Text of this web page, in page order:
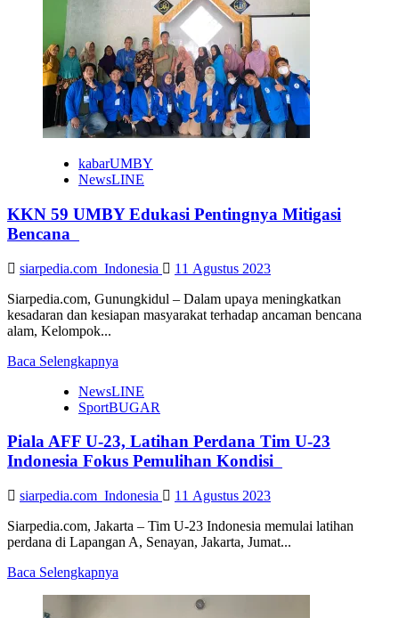
Nominasi
Warisan
Dunia,
Sumbu
Filosofi
Yogyakarta
Sarat
Nilai
Universal
kabarUMBY
NewsLINE
KKN 59 UMBY Edukasi Pentingnya Mitigasi
Bencana
siarpedia.com_Indonesia
11 Agustus 2023
Siarpedia.com, Gunungkidul – Dalam upaya meningkatkan
kesadaran dan kesiapan masyarakat terhadap ancaman bencana
alam, Kelompok...
Baca Selengkapnya
about
KKN
UMBY
Edukasi
Pentingnya
Mitigasi
Bencana
NewsLINE
SportBUGAR
Piala AFF U-23, Latihan Perdana Tim U-23
Indonesia Fokus Pemulihan Kondisi
siarpedia.com_Indonesia
11 Agustus 2023
Siarpedia.com, Jakarta – Tim U-23 Indonesia memulai latihan
perdana di Lapangan A, Senayan, Jakarta, Jumat...
Baca Selengkapnya